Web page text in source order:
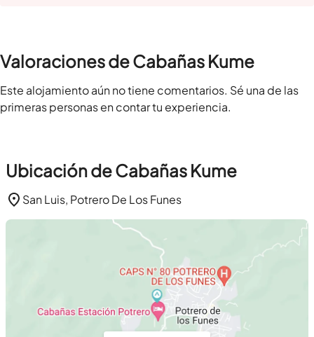
Valoraciones de Cabañas Kume
Este alojamiento aún no tiene comentarios. Sé una de las
primeras personas en contar tu experiencia.
Ubicación de Cabañas Kume
San Luis, Potrero De Los Funes